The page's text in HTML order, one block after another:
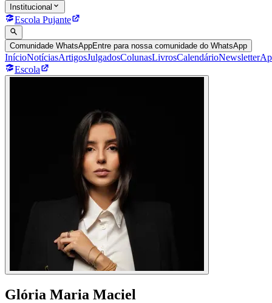
Institucional
Escola Pujante
Comunidade WhatsAppEntre para nossa comunidade do WhatsApp
InícioNotíciasArtigosJulgadosColunasLivrosCalendárioNewsletter
Escola
Glória Maria Maciel